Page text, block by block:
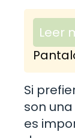
Leer
Si
son
es